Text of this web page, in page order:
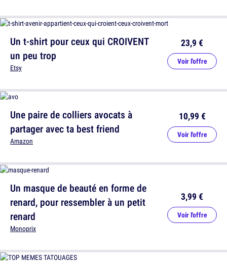
Une paire de colliers avocats à
partager avec ta best friend
Amazon
10,99 €
Voir l'offre
Un t-shirt pour ceux qui CROIVENT
un peu trop
Etsy
23,9 €
Voir l'offre
Un masque de beauté en forme de
renard, pour ressembler à un petit
renard
Monoprix
3,99 €
Voir l'offre